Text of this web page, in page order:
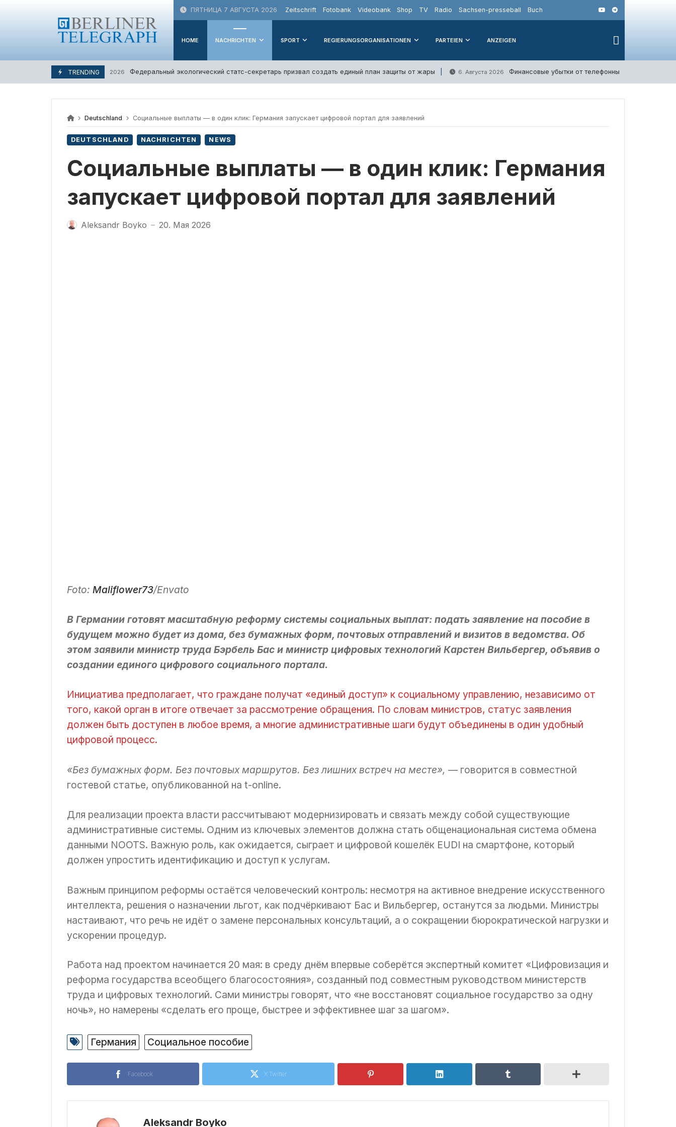
ПЯТНИЦА 7 АВГУСТА 2026 Zeitschrift Fotobank Videobank Shop TV Radio Sachsen-presseball Buch
HOME NACHRICHTEN SPORT REGIERUNGSORGANISATIONEN PARTEIEN ANZEIGEN
TRENDING
3. Августа 2026 Федеральный экологический статс-секретарь призвал создать единый план защиты от жары 6. Августа 2026 Финансовые убытки от телефонных мошенничеств в
Deutschland Социальные выплаты — в один клик: Германия запускает цифровой портал для заявлений
DEUTSCHLAND NACHRICHTEN NEWS
Социальные выплаты — в один клик: Германия
запускает цифровой портал для заявлений
Aleksandr Boyko — 20. Мая 2026
Foto: Maliflower73/Envato
В Германии готовят масштабную реформу системы социальных выплат: подать заявление на пособие в
будущем можно будет из дома, без бумажных форм, почтовых отправлений и визитов в ведомства. Об
этом заявили министр труда Бэрбель Бас и министр цифровых технологий Карстен Вильбергер, объявив о
создании единого цифрового социального портала.
Инициатива предполагает, что граждане получат «единый доступ» к социальному управлению, независимо от
того, какой орган в итоге отвечает за рассмотрение обращения. По словам министров, статус заявления
должен быть доступен в любое время, а многие административные шаги будут объединены в один удобный
цифровой процесс.
«Без бумажных форм. Без почтовых маршрутов. Без лишних встреч на месте», — говорится в совместной
гостевой статье, опубликованной на t-online.
Для реализации проекта власти рассчитывают модернизировать и связать между собой существующие
административные системы. Одним из ключевых элементов должна стать общенациональная система обмена
данными NOOTS. Важную роль, как ожидается, сыграет и цифровой кошелёк EUDI на смартфоне, который
должен упростить идентификацию и доступ к услугам.
Важным принципом реформы остаётся человеческий контроль: несмотря на активное внедрение искусственного
интеллекта, решения о назначении льгот, как подчёркивают Бас и Вильбергер, останутся за людьми. Министры
настаивают, что речь не идёт о замене персональных консультаций, а о сокращении бюрократической нагрузки и
ускорении процедур.
Работа над проектом начинается 20 мая: в среду днём впервые соберётся экспертный комитет «Цифровизация и
реформа государства всеобщего благосостояния», созданный под совместным руководством министерств
труда и цифровых технологий. Сами министры говорят, что «не восстановят социальное государство за одну
ночь», но намерены «сделать его проще, быстрее и эффективнее шаг за шагом».
Германия Социальное пособие
Facebook X Twitter
Aleksandr Boyko